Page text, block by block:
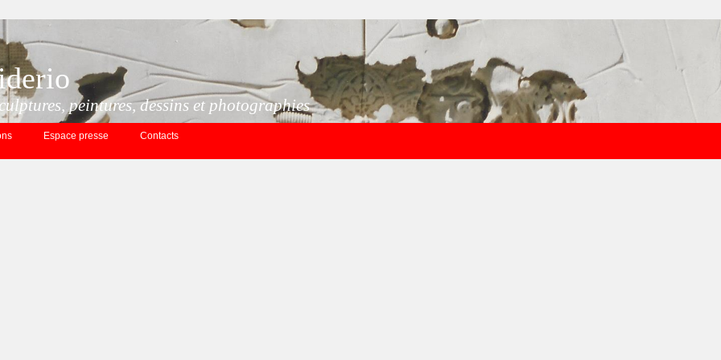
peintures, dessins et photographies
Espace presse Contacts